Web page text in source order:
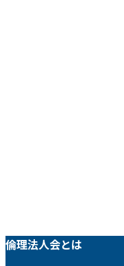
倫理法人会とは